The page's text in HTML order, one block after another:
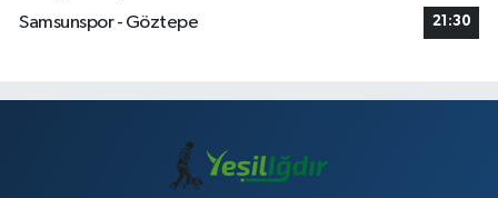
Samsunspor - Göztepe
21:30